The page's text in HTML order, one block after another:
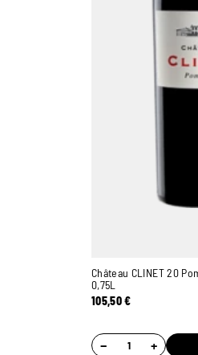
Château CLINET 20
0,75L
105,50€
− +